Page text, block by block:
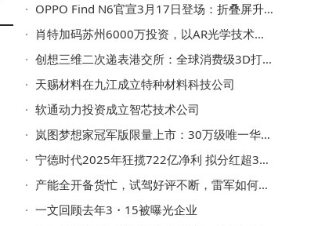
OPPO Find N6官宣3月17日登场：折叠屏升级+旗舰配置，起售价或8999元
肖特加码苏州6000万投资，以AR光学技术助力中国智能眼镜产业腾飞
创想三维二次递表港交所：全球消费级3D打印市场领先，近年利润波动引关注
天赐材料在九江成立特种材料科技公司
软通动力投资成立智芯技术公司
岚图梦想家冠军版限量上市：30万级唯一华为智驾MPV，续航超1400km
宁德时代2025年狂揽722亿净利 拟分红超315亿 储能成新增长极
产能全开备货忙，试驾好评不断，雷军如何让小米SU7交付“加速跑”？
一文回顾去年3・15被曝光企业